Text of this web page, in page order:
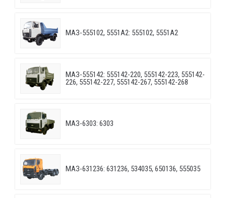
МАЗ-555102, 5551А2: 555102, 5551А2
МАЗ-555142: 555142-220, 555142-223, 555142-
226, 555142-227, 555142-267, 555142-268
МАЗ-6303: 6303
МАЗ-631236: 631236, 534035, 650136, 555035